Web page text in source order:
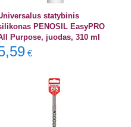
statybinis
PENOSIL EasyPRO
Purpose, juodas, 310 ml
€